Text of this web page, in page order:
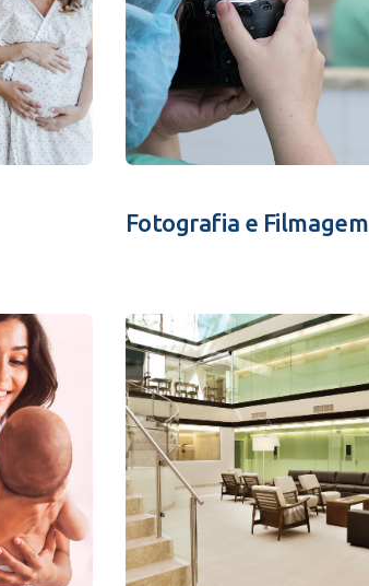
Fotografia e Filmagem